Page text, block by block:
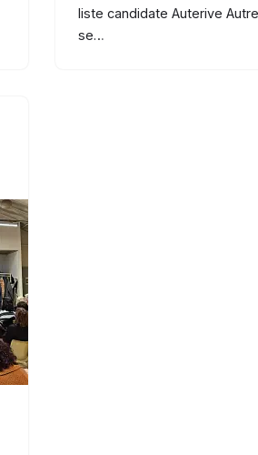
liste candidate Auterive
se…